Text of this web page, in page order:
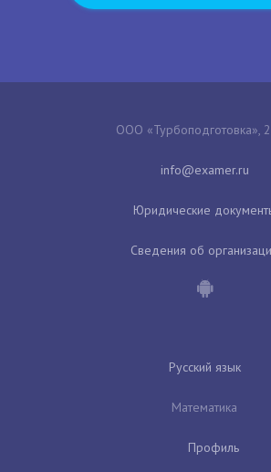
ООО «Турбоподготовка»,
Юридические
Сведения об
Русский язык
Математика
Профиль